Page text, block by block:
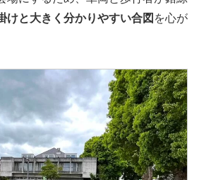
けと大きく分かりやすい合図 を心が